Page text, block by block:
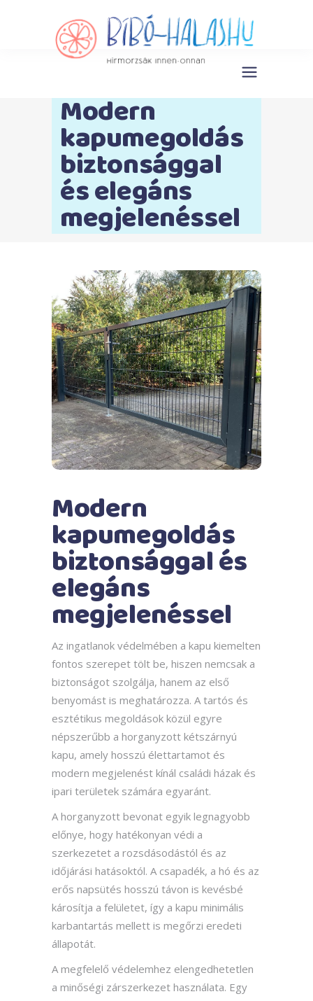
Modern
kapumegoldás
biztonsággal
és elegáns
megjelenéssel
Modern
kapumegoldás
biztonsággal és
elegáns
megjelenéssel
Az ingatlanok védelmében a kapu kiemelten
fontos szerepet tölt be, hiszen nemcsak a
biztonságot szolgálja, hanem az első
benyomást is meghatározza. A tartós és
esztétikus megoldások közül egyre
népszerűbb a horganyzott kétszárnyú
kapu, amely hosszú élettartamot és
modern megjelenést kínál családi házak és
ipari területek számára egyaránt.
A horganyzott bevonat egyik legnagyobb
előnye, hogy hatékonyan védi a
szerkezetet a rozsdásodástól és az
időjárási hatásoktól. A csapadék, a hó és az
erős napsütés hosszú távon is kevésbé
károsítja a felületet, így a kapu minimális
karbantartás mellett is megőrzi eredeti
állapotát.
A megfelelő védelemhez elengedhetetlen
a minőségi zárszerkezet használata. Egy